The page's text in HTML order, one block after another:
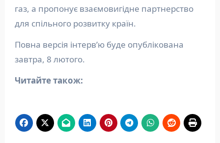
газ, а пропонує взаємовигідне партнерство
для спільного розвитку країн.
Повна версія інтервʼю буде опублікована
завтра, 8 лютого.
Читайте також: